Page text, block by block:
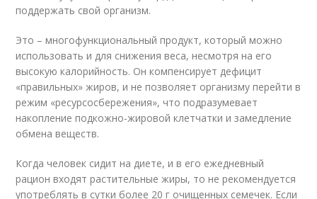
поддержать свой организм.
Это – многофункциональный продукт, который можно
использовать и для снижения веса, несмотря на его
высокую калорийность. Он компенсирует дефицит
«правильных» жиров, и не позволяет организму перейти в
режим «ресурсосбережения», что подразумевает
накопление подкожно-жировой клетчатки и замедление
обмена веществ.
Когда человек сидит на диете, и в его ежедневный
рацион входят растительные жиры, то не рекомендуется
употреблять в сутки более 20 г очищенных семечек. Если